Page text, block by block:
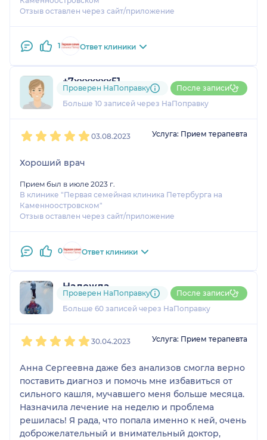
Отзыв оставлен через сайт/приложение
1 Ответ клиники
+7xxxxxxx51
2 отзываи 3 оценки
Больше 10 записей через НаПоправку
Проверен НаПоправку После записи
03.08.2023 Услуга: Прием терапевта
Хороший врач
Прием был в июле 2023 г.
В клинике "Первая семейная клиника Петербурга на
Каменноостровском"
Отзыв оставлен через сайт/приложение
0 Ответ клиники
Надежда
7 отзывов и4 оценки
Больше 60 записей через НаПоправку
Проверен НаПоправку После записи
30.04.2023 Услуга: Прием терапевта
Анна Сергеевна даже без анализов смогла верно
поставить диагноз и помочь мне избавиться от
сильного кашля, мучавшего меня больше месяца.
Назначила лечение на неделю и проблема
решилась! Я рада, что попала именно к ней, очень
доброжелательный и внимательный доктор,